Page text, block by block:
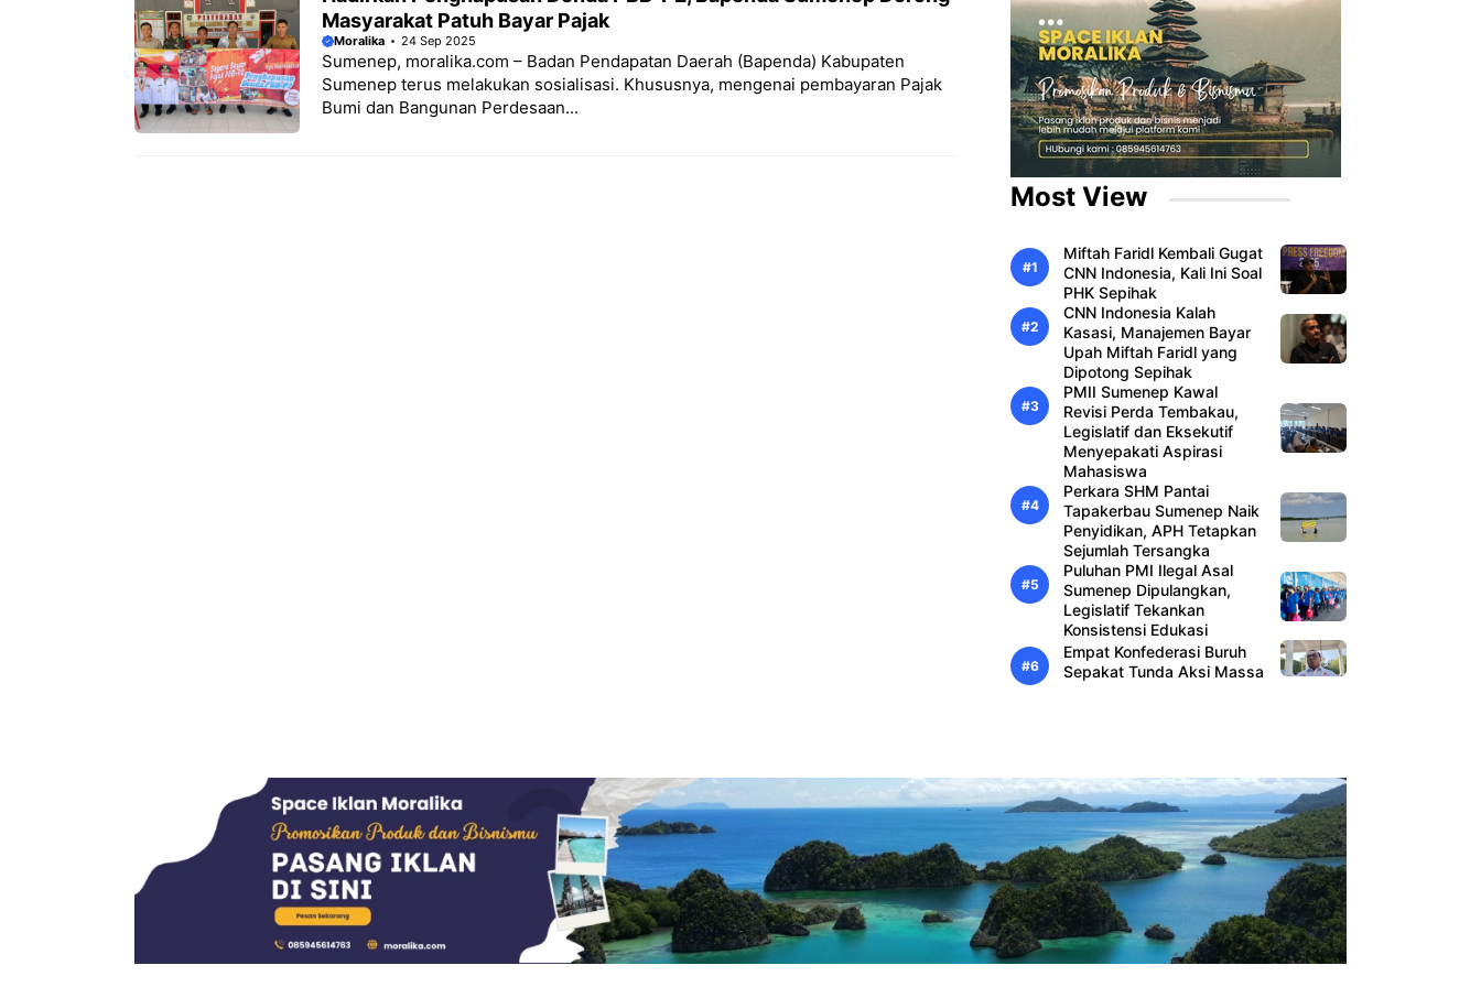
Masyarakat Patuh Bayar Pajak
Moralika 24 Sep 2025
Sumenep, moralika.com – Badan Pendapatan Daerah (Bapenda) Kabupaten
Sumenep terus melakukan sosialisasi. Khususnya, mengenai pembayaran Pajak
Bumi dan Bangunan Perdesaan...
Most View
Miftah Faridl Kembali Gugat
CNN Indonesia, Kali Ini Soal
PHK Sepihak
CNN Indonesia Kalah
Kasasi, Manajemen Bayar
Upah Miftah Faridl yang
Dipotong Sepihak
PMII Sumenep Kawal
Revisi Perda Tembakau,
Legislatif dan Eksekutif
Menyepakati Aspirasi
Mahasiswa
Perkara SHM Pantai
Tapakerbau Sumenep Naik
Penyidikan, APH Tetapkan
Sejumlah Tersangka
Puluhan PMI Ilegal Asal
Sumenep Dipulangkan,
Legislatif Tekankan
Konsistensi Edukasi
Empat Konfederasi Buruh
Sepakat Tunda Aksi Massa